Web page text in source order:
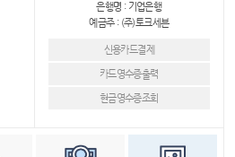
은행명 : 기업은행
예금주 : (주)토크세븐
신용카드결제
카드영수증출력
현금영수증조회